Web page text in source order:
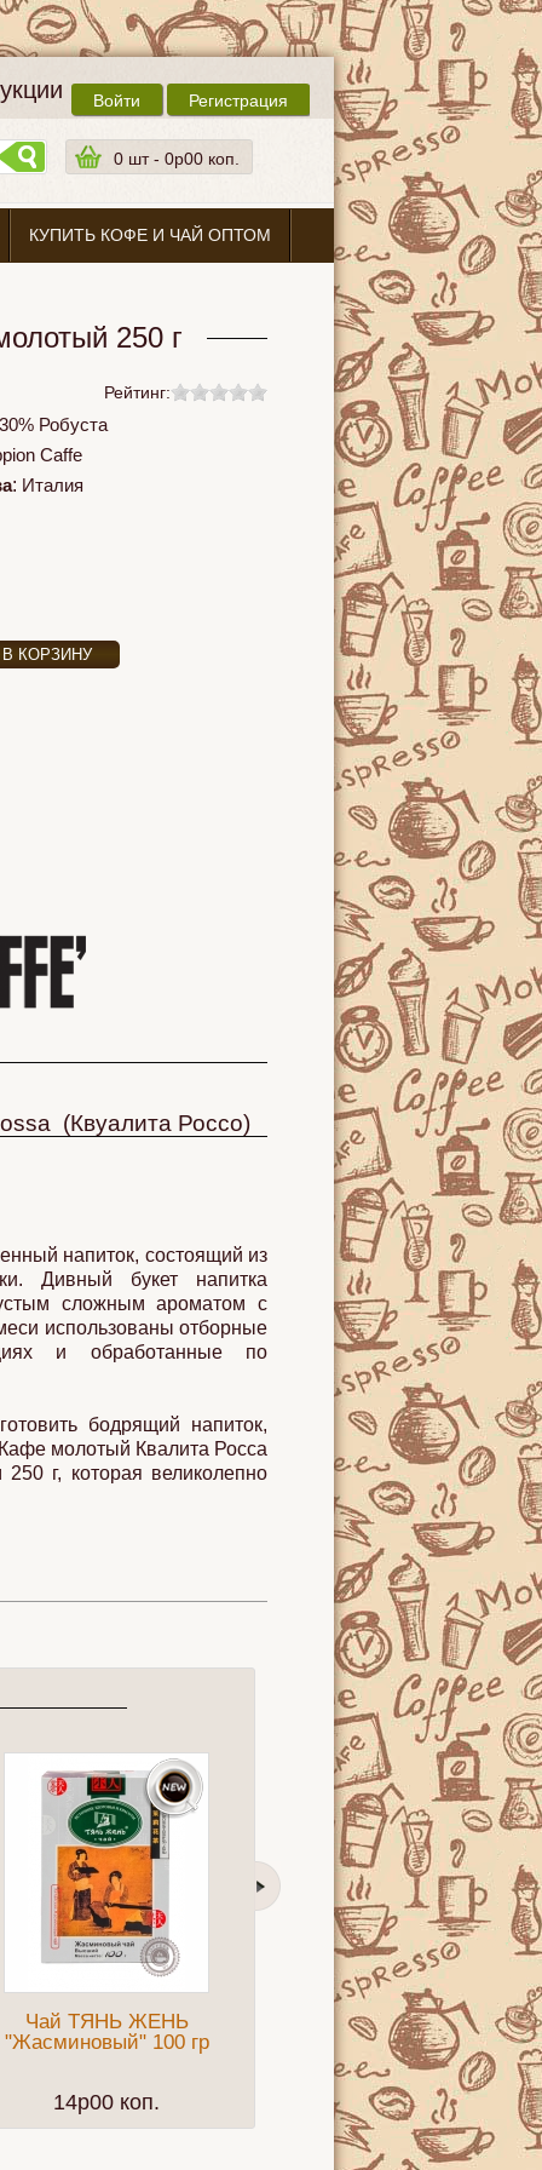
Войти Регистрация
0 шт - 0p00 коп.
КУПИТЬ КОФЕ И ЧАЙ ОПТОМ
250 г
Рейтинг:
Робуста
Caffe
: Италия
(Квуалита Россо)
напиток, состоящий из
Дивный букет напитка
сложным ароматом с
использованы отборные
и обработанные по
бодрящий напиток,
молотый Квалита Росса
г, которая великолепно
Чай ТЯНЬ ЖЕНЬ
"Жасминовый" 100 гр
14p00 коп.
Чай FEMRICH "Super
Pekoe" 100г черный
среднелистовой
16p50 коп.